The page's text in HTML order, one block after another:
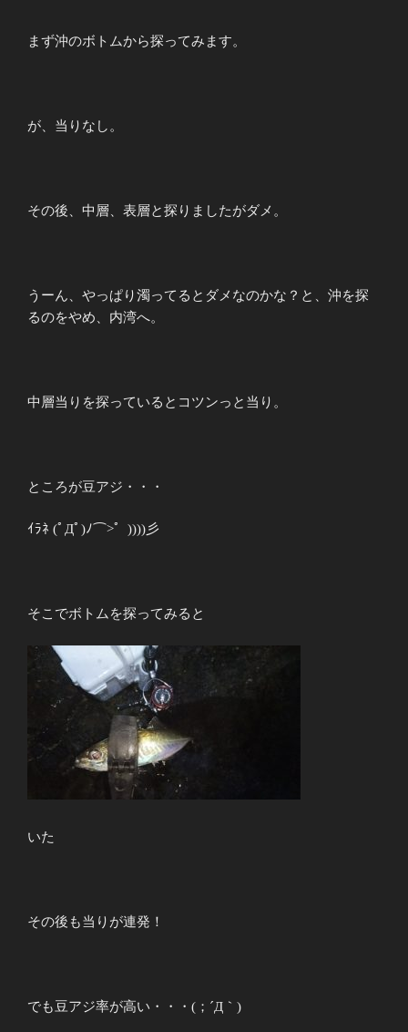
まず沖のボトムから探ってみます。
が、当りなし。
その後、中層、表層と探りましたがダメ。
うーん、やっぱり濁ってるとダメなのかな？と、沖を探
るのをやめ、内湾へ。
中層当りを探っているとコツンっと当り。
ところが豆アジ・・・
ｲﾗﾈ (ﾟДﾟ)ﾉ⌒>゜))))彡
そこでボトムを探ってみると
いた
その後も当りが連発！
でも豆アジ率が高い・・・(；´Д｀)